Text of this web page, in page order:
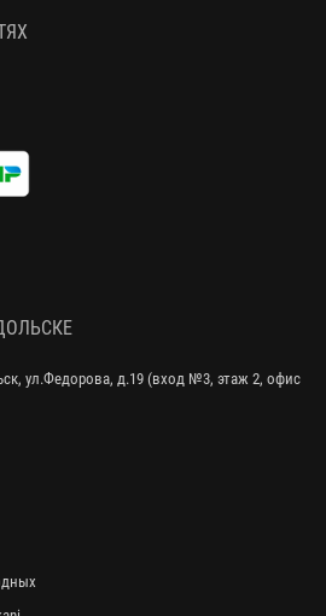
ул.Федорова, д.19 (вход №3, этаж 2, офис